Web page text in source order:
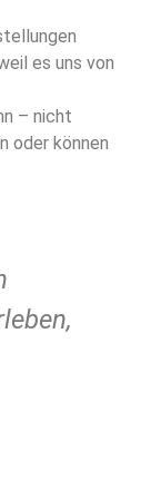
es uns von
– nicht
oder können